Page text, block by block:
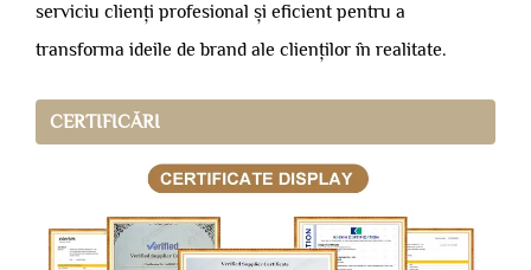
serviciu clienți profesional și eficient pentru a
transforma ideile de brand ale clienților în realitate.
CERTIFICĂRI